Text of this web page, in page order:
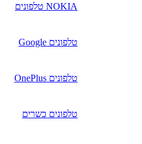
NOKIA טלפונים
טלפונים Google
טלפונים OnePlus
טלפונים כשרים